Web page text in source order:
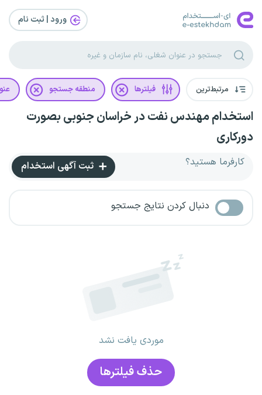
ورود | ثبت‌ نام
مرتبط‌ترین فیلترها منطقه جستجو
استخدام مهندس نفت در خراسان جنوبی بصورت
دورکاری
کارفرما هستید؟ ثبت آگهی استخدام
دنبال کردن نتایج جستجو
موردی یافت نشد
حذف فیلتر‌ها